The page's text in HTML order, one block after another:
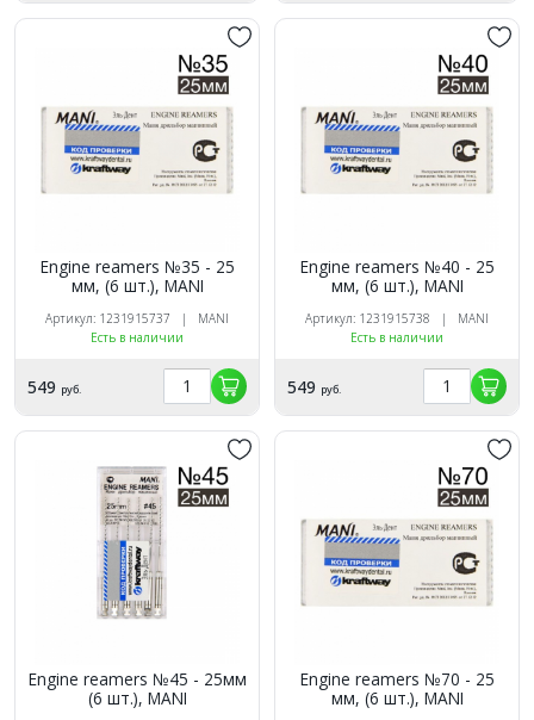
Engine reamers №35 - 25
мм, (6 шт.), MANI
Артикул: 1231915737 | MANI
Есть в наличии
549 руб.
Engine reamers №40 - 25
мм, (6 шт.), MANI
Артикул: 1231915738 | MANI
Есть в наличии
549 руб.
Engine reamers №45 - 25мм
(6 шт.), MANI
Engine reamers №70 - 25
мм, (6 шт.), MANI